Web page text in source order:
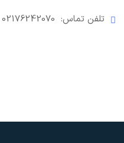
تلفن تماس: 02176242070